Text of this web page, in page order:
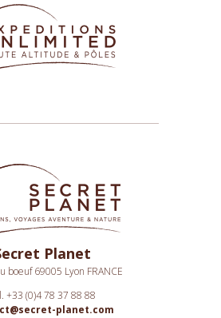
Planet
boeuf 69005 Lyon FRANCE
+33 (0)4 78 37 88 88
planet.com